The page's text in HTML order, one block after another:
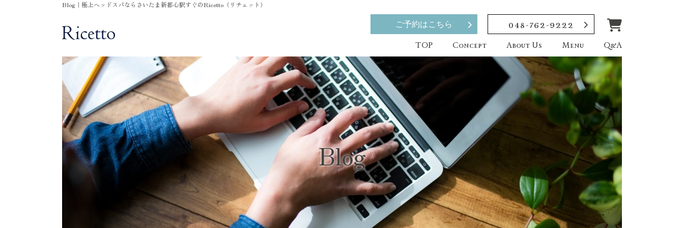
Blog｜極上ヘッドスパならさいたま新都心駅すぐのRicetto（リチェット）
ご予約はこちら 048-762-9222
TOP Concept About Us Menu Q&A
Blog